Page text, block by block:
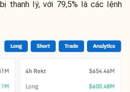
thanh lý, với 79,5% là các lệnh